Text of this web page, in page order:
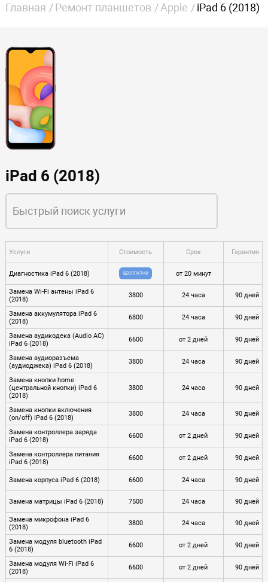
Главная Ремонт планшетов Apple iPad 6 (2018)
iPad 6 (2018)
Услуги Стоимость Срок Гарантия
Диагностика iPad 6 (2018) БЕСПЛАТНО от 20 минут
Замена Wi-Fi антены iPad 6
(2018)
3800 24 часа 90 дней
Замена аккумулятора iPad 6
(2018)
6800 24 часа 90 дней
Замена аудикодека (Audio AC)
iPad 6 (2018)
6600 от 2 дней 90 дней
Замена аудиоразъема
(аудиоджека) iPad 6 (2018)
3800 24 часа 90 дней
Замена кнопки home
(центральной кнопки) iPad 6
(2018)
3800 24 часа 90 дней
Замена кнопки включения
(on/off) iPad 6 (2018)
3800 24 часа 90 дней
Замена контроллера заряда
iPad 6 (2018)
6600 от 2 дней 90 дней
Замена контроллера питания
iPad 6 (2018)
6600 от 2 дней 90 дней
Замена корпуса iPad 6 (2018) 6600 24 часа 90 дней
Замена матрицы iPad 6 (2018) 7500 24 часа 90 дней
Замена микрофона iPad 6
(2018)
3800 24 часа 90 дней
Замена модуля bluetooth iPad
6 (2018)
6600 от 2 дней 90 дней
Замена модуля Wi-Fi iPad 6
(2018)
6600 от 2 дней 90 дней